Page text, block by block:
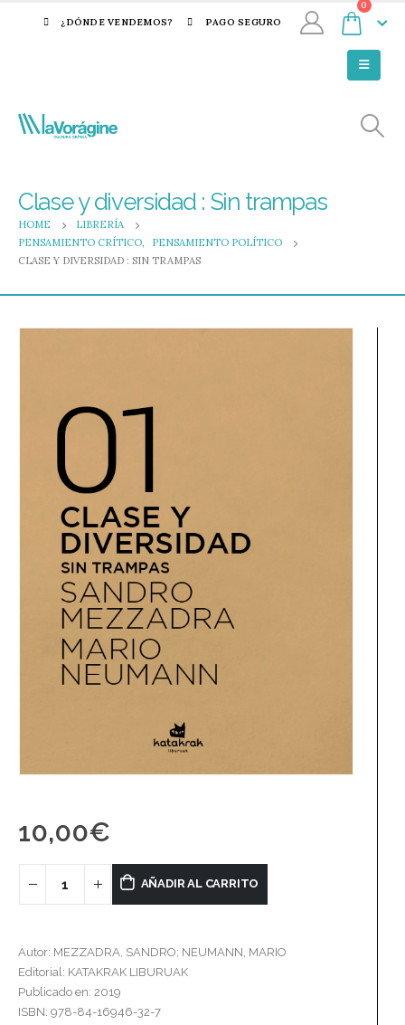
¿DÓNDE VENDEMOS? PAGO SEGURO
0
Clase y diversidad : Sin trampas
HOME
LIBRERÍA
PENSAMIENTO CRÍTICO,
PENSAMIENTO POLÍTICO
CLASE Y DIVERSIDAD : SIN TRAMPAS
10,00€
AÑADIR AL CARRITO
Autor: MEZZADRA, SANDRO; NEUMANN, MARIO
Editorial: KATAKRAK LIBURUAK
Publicado en: 2019
ISBN: 978-84-16946-32-7